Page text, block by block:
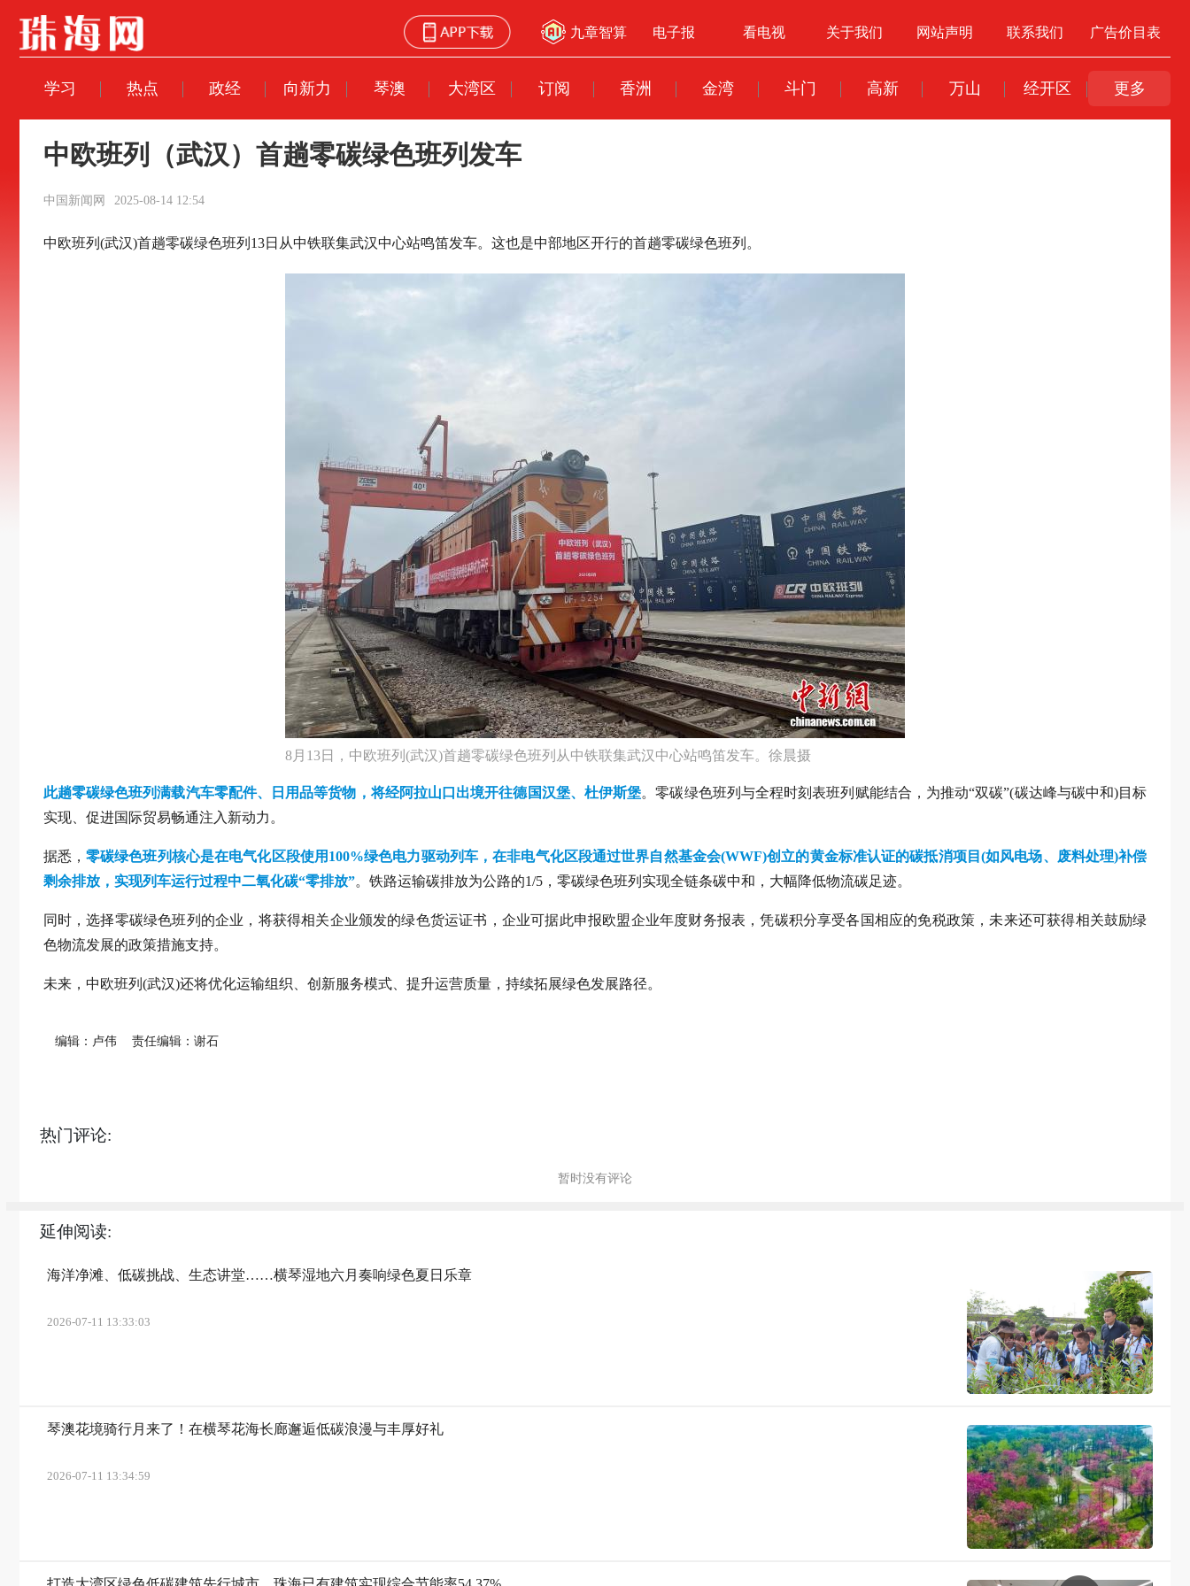
九章智算 电子报 看电视 关于我们 网站声明 联系我们 广告价目表
学习 热点 政经 向新力 琴澳 大湾区 订阅 香洲 金湾 斗门 高新 万山 经开区 更多
中欧班列（武汉）首趟零碳绿色班列发车
中国新闻网 2025-08-14 12:54
中欧班列(武汉)首趟零碳绿色班列13日从中铁联集武汉中心站鸣笛发车。这也是中部地区开行的首趟零碳绿色班列。
8月13日，中欧班列(武汉)首趟零碳绿色班列从中铁联集武汉中心站鸣笛发车。徐晨摄
此趟零碳绿色班列满载汽车零配件、日用品等货物，将经阿拉山口出境开往德国汉堡、杜伊斯堡。零碳绿色班列与全程时刻表班列赋能结合，为推动“双碳”(碳达峰与碳中和)目标
实现、促进国际贸易畅通注入新动力。
据悉，零碳绿色班列核心是在电气化区段使用100%绿色电力驱动列车，在非电气化区段通过世界自然基金会(WWF)创立的黄金标准认证的碳抵消项目(如风电场、废料处理)补偿
剩余排放，实现列车运行过程中二氧化碳“零排放”。铁路运输碳排放为公路的1/5，零碳绿色班列实现全链条碳中和，大幅降低物流碳足迹。
同时，选择零碳绿色班列的企业，将获得相关企业颁发的绿色货运证书，企业可据此申报欧盟企业年度财务报表，凭碳积分享受各国相应的免税政策，未来还可获得相关鼓励绿
色物流发展的政策措施支持。
未来，中欧班列(武汉)还将优化运输组织、创新服务模式、提升运营质量，持续拓展绿色发展路径。
编辑：卢伟 责任编辑：谢石
热门评论:
暂时没有评论
延伸阅读:
海洋净滩、低碳挑战、生态讲堂……横琴湿地六月奏响绿色夏日乐章
2026-07-11 13:33:03
琴澳花境骑行月来了！在横琴花海长廊邂逅低碳浪漫与丰厚好礼
2026-07-11 13:34:59